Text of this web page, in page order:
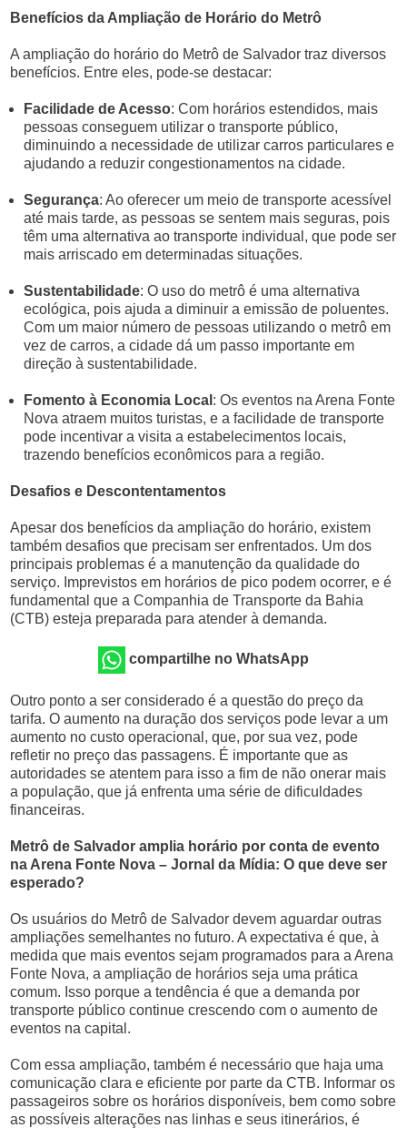
Benefícios da Ampliação de Horário do Metrô
A ampliação do horário do Metrô de Salvador traz diversos
benefícios. Entre eles, pode-se destacar:
Facilidade de Acesso: Com horários estendidos, mais
pessoas conseguem utilizar o transporte público,
diminuindo a necessidade de utilizar carros particulares e
ajudando a reduzir congestionamentos na cidade.
Segurança: Ao oferecer um meio de transporte acessível
até mais tarde, as pessoas se sentem mais seguras, pois
têm uma alternativa ao transporte individual, que pode ser
mais arriscado em determinadas situações.
Sustentabilidade: O uso do metrô é uma alternativa
ecológica, pois ajuda a diminuir a emissão de poluentes.
Com um maior número de pessoas utilizando o metrô em
vez de carros, a cidade dá um passo importante em
direção à sustentabilidade.
Fomento à Economia Local : Os eventos na Arena Fonte
Nova atraem muitos turistas, e a facilidade de transporte
pode incentivar a visita a estabelecimentos locais,
trazendo benefícios econômicos para a região.
Desafios e Descontentamentos
Apesar dos benefícios da ampliação do horário, existem
também desafios que precisam ser enfrentados. Um dos
principais problemas é a manutenção da qualidade do
serviço. Imprevistos em horários de pico podem ocorrer, e é
fundamental que a Companhia de Transporte da Bahia
(CTB) esteja preparada para atender à demanda.
compartilhe no WhatsApp
Outro ponto a ser considerado é a questão do preço da
tarifa. O aumento na duração dos serviços pode levar a um
aumento no custo operacional, que, por sua vez, pode
refletir no preço das passagens. É importante que as
autoridades se atentem para isso a fim de não onerar mais
a população, que já enfrenta uma série de dificuldades
financeiras.
Metrô de Salvador amplia horário por conta de evento
na Arena Fonte Nova – Jornal da Mídia: O que deve ser
esperado?
Os usuários do Metrô de Salvador devem aguardar outras
ampliações semelhantes no futuro. A expectativa é que, à
medida que mais eventos sejam programados para a Arena
Fonte Nova, a ampliação de horários seja uma prática
comum. Isso porque a tendência é que a demanda por
transporte público continue crescendo com o aumento de
eventos na capital.
Com essa ampliação, também é necessário que haja uma
comunicação clara e eficiente por parte da CTB. Informar os
passageiros sobre os horários disponíveis, bem como sobre
as possíveis alterações nas linhas e seus itinerários, é